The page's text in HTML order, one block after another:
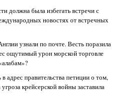
должна была избегать встречи с
новостях от встречных
узнали по почте. Весть поразила
ощутимый урон морской торговле
адрес правительства петиции о том,
крейсерской войны заставила